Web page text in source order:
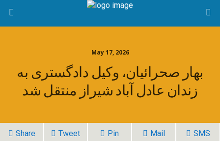
May 17, 2026
بهار صحرائیان، وکیل دادگستری به
زندان عادل آباد شیراز منتقل شد
Share Tweet Pin Mail SMS